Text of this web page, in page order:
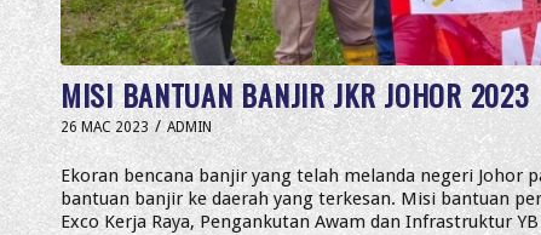
MISI BANTUAN BANJIR JKR JOHOR 2023
26 MAC 2023 / ADMIN
Ekoran bencana banjir yang telah melanda negeri Johor
bantuan banjir ke daerah yang terkesan. Misi bantuan
Exco Kerja Raya, Pengankutan Awam dan Infrastruktur